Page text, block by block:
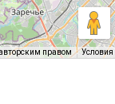
правом Условия